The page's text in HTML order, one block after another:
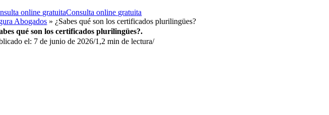
online gratuitaConsulta online gratuita
Abogados » ¿Sabes qué son los certificados plurilingües?
qué son los certificados plurilingües?.
el: 7 de junio de 2026/1,2 min de lectura/